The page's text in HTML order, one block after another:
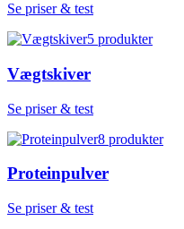
Se priser & test
5 produkter
Vægtskiver
Se priser & test
8 produkter
Proteinpulver
Se priser & test